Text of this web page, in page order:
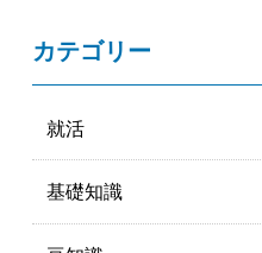
カテゴリー
就活
基礎知識